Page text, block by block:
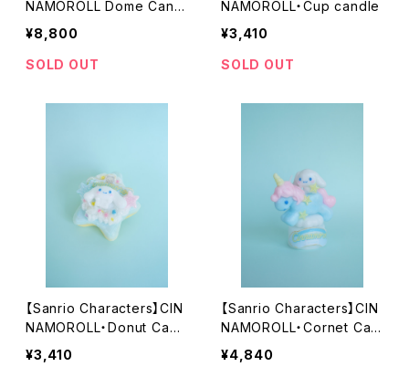
NAMOROLL Dome Candl
e
¥8,800
SOLD OUT
NAMOROLL・Cup candle
¥3,410
SOLD OUT
【Sanrio Characters】CIN
NAMOROLL・Donut Cand
le
¥3,410
【Sanrio Characters】CIN
NAMOROLL・Cornet Can
dle
¥4,840